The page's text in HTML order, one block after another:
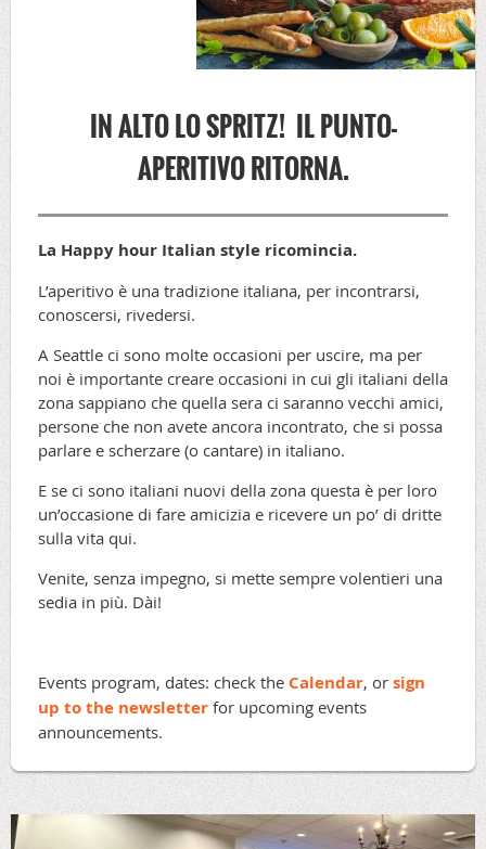
IN ALTO LO SPRITZ! IL PUNTO-
APERITIVO RITORNA.
La Happy hour Italian style ricomincia.
L’aperitivo è una tradizione italiana, per incontrarsi,
conoscersi, rivedersi.
A Seattle ci sono molte occasioni per uscire, ma per
noi è importante creare occasioni in cui gli italiani della
zona sappiano che quella sera ci saranno vecchi amici,
persone che non avete ancora incontrato, che si possa
parlare e scherzare (o cantare) in italiano.
E se ci sono italiani nuovi della zona questa è per loro
un’occasione di fare amicizia e ricevere un po’ di dritte
sulla vita qui.
Venite, senza impegno, si mette sempre volentieri una
sedia in più. Dài!
Events program, dates: check the Calendar, or sign
up to the newsletter for upcoming events
announcements.